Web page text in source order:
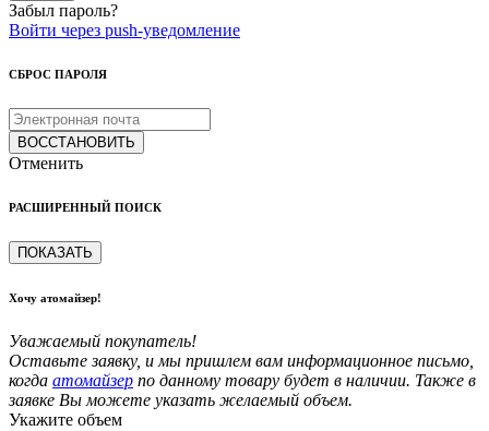
Забыл пароль?
Войти через push-уведомление
СБРОС ПАРОЛЯ
ВОССТАНОВИТЬ
Отменить
РАСШИРЕННЫЙ ПОИСК
ПОКАЗАТЬ
Хочу атомайзер!
Уважаемый покупатель!
Оставьте заявку, и мы пришлем вам информационное письмо,
когда атомайзер по данному товару будет в наличии. Также в
заявке Вы можете указать желаемый объем.
Укажите объем